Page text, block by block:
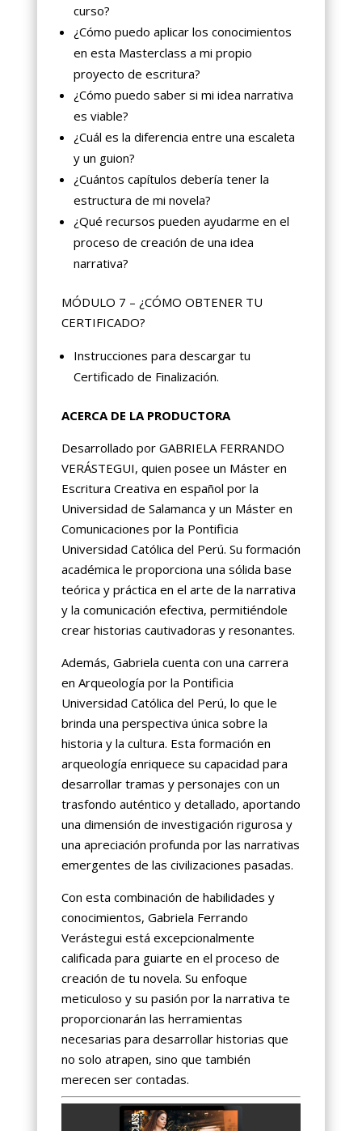
curso?
¿Cómo puedo aplicar los conocimientos
en esta Masterclass a mi propio
proyecto de escritura?
¿Cómo puedo saber si mi idea narrativa
es viable?
¿Cuál es la diferencia entre una escaleta
y un guion?
¿Cuántos capítulos debería tener la
estructura de mi novela?
¿Qué recursos pueden ayudarme en el
proceso de creación de una idea
narrativa?
MÓDULO 7 – ¿CÓMO OBTENER TU
CERTIFICADO?
Instrucciones para descargar tu
Certificado de Finalización.
ACERCA DE LA PRODUCTORA
Desarrollado por GABRIELA FERRANDO
VERÁSTEGUI, quien posee un Máster en
Escritura Creativa en español por la
Universidad de Salamanca y un Máster en
Comunicaciones por la Pontificia
Universidad Católica del Perú. Su formación
académica le proporciona una sólida base
teórica y práctica en el arte de la narrativa
y la comunicación efectiva, permitiéndole
crear historias cautivadoras y resonantes.
Además, Gabriela cuenta con una carrera
en Arqueología por la Pontificia
Universidad Católica del Perú, lo que le
brinda una perspectiva única sobre la
historia y la cultura. Esta formación en
arqueología enriquece su capacidad para
desarrollar tramas y personajes con un
trasfondo auténtico y detallado, aportando
una dimensión de investigación rigurosa y
una apreciación profunda por las narrativas
emergentes de las civilizaciones pasadas.
Con esta combinación de habilidades y
conocimientos, Gabriela Ferrando
Verástegui está excepcionalmente
calificada para guiarte en el proceso de
creación de tu novela. Su enfoque
meticuloso y su pasión por la narrativa te
proporcionarán las herramientas
necesarias para desarrollar historias que
no solo atrapen, sino que también
merecen ser contadas.